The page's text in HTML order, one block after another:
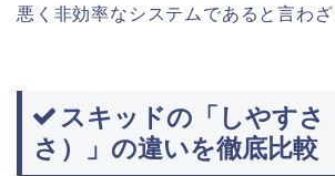
悪く非効率なシステムであると言わざ
スキッドの「しやすさ
さ）」の違いを徹底比較